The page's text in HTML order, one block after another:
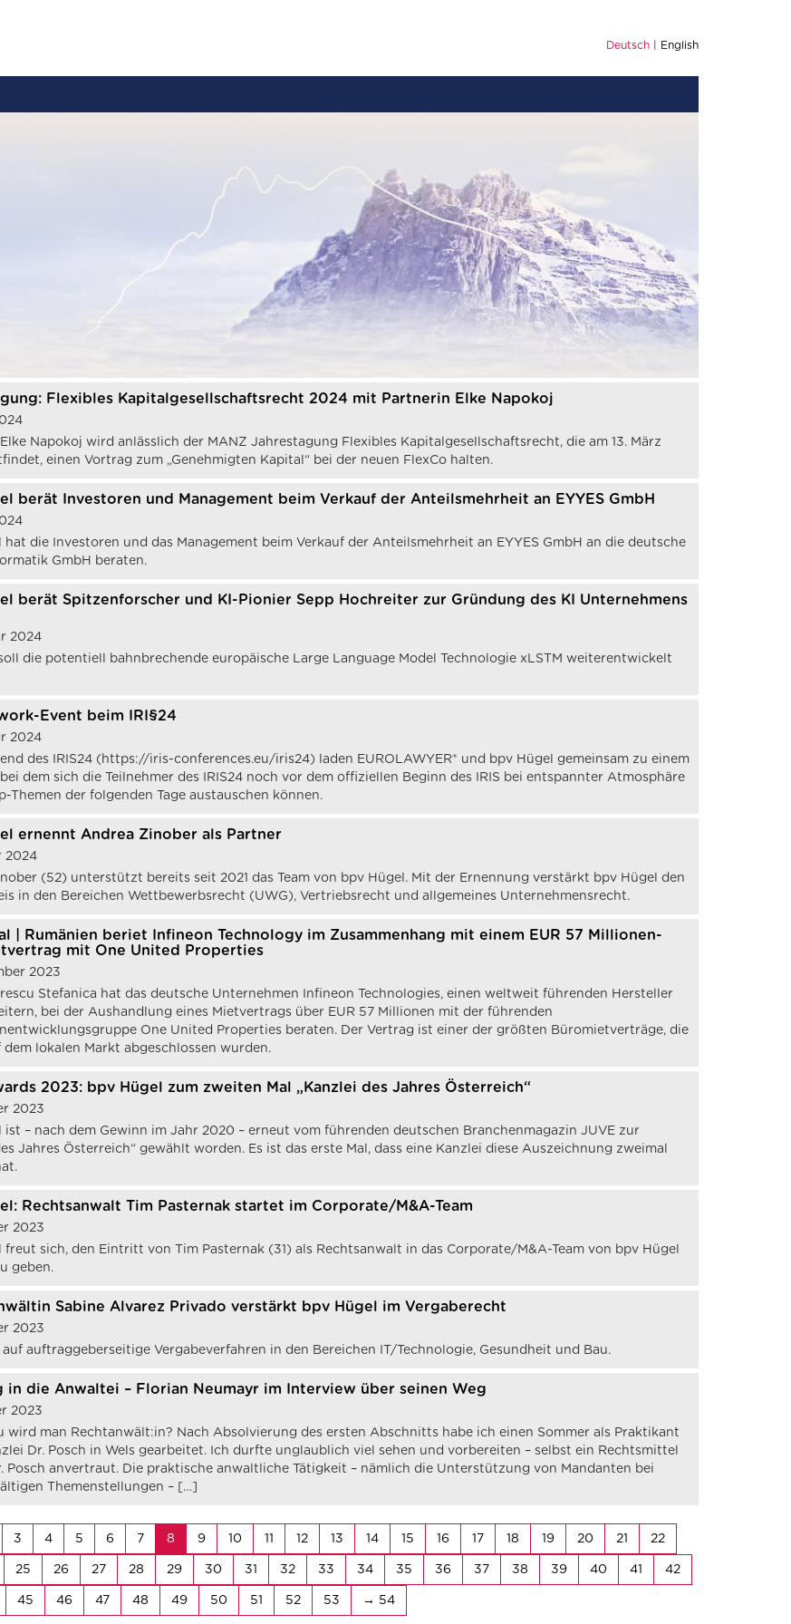
Deutsch English
Flexibles Kapitalgesellschaftsrecht 2024 mit Partnerin Elke Napokoj
Napokoj wird anlässlich der MANZ Jahrestagung Flexibles Kapitalgesellschaftsrecht, die am 13. März
einen Vortrag zum „Genehmigten Kapital“ bei der neuen FlexCo halten.
berät Investoren und Management beim Verkauf der Anteilsmehrheit an EYYES GmbH
hat die Investoren und das Management beim Verkauf der Anteilsmehrheit an EYYES GmbH an die deutsche
GmbH beraten.
berät Spitzenforscher und KI-Pionier Sepp Hochreiter zur Gründung des KI Unternehmens
2024
die potentiell bahnbrechende europäische Large Language Model Technologie xLSTM weiterentwickelt
Event beim IRI§24
2024
des IRIS24 (https://iris-conferences.eu/iris24) laden EUROLAWYER® und bpv Hügel gemeinsam zu einem
dem sich die Teilnehmer des IRIS24 noch vor dem offiziellen Beginn des IRIS bei entspannter Atmosphäre
Themen der folgenden Tage austauschen können.
ernennt Andrea Zinober als Partner
2024
(52) unterstützt bereits seit 2021 das Team von bpv Hügel. Mit der Ernennung verstärkt bpv Hügel den
in den Bereichen Wettbewerbsrecht (UWG), Vertriebsrecht und allgemeines Unternehmensrecht.
| Rumänien beriet Infineon Technology im Zusammenhang mit einem EUR 57 Millionen-
mit One United Properties
2023
Stefanica hat das deutsche Unternehmen Infineon Technologies, einen weltweit führenden Hersteller
bei der Aushandlung eines Mietvertrags über EUR 57 Millionen mit der führenden
One United Properties beraten. Der Vertrag ist einer der größten Büromietverträge, die
dem lokalen Markt abgeschlossen wurden.
2023: bpv Hügel zum zweiten Mal „Kanzlei des Jahres Österreich“
2023
ist – nach dem Gewinn im Jahr 2020 – erneut vom führenden deutschen Branchenmagazin JUVE zur
Jahres Österreich“ gewählt worden. Es ist das erste Mal, dass eine Kanzlei diese Auszeichnung zweimal
Rechtsanwalt Tim Pasternak startet im Corporate/M&A-Team
2023
freut sich, den Eintritt von Tim Pasternak (31) als Rechtsanwalt in das Corporate/M&A-Team von bpv Hügel
geben.
Sabine Alvarez Privado verstärkt bpv Hügel im Vergaberecht
2023
auf auftraggeberseitige Vergabeverfahren in den Bereichen IT/Technologie, Gesundheit und Bau.
in die Anwaltei – Florian Neumayr im Interview über seinen Weg
2023
wird man Rechtanwält:in? Nach Absolvierung des ersten Abschnitts habe ich einen Sommer als Praktikant
Dr. Posch in Wels gearbeitet. Ich durfte unglaublich viel sehen und vorbereiten – selbst ein Rechtsmittel
Posch anvertraut. Die praktische anwaltliche Tätigkeit – nämlich die Unterstützung von Mandanten bei
Themenstellungen – […]
3 4 5 6 7 8 9 10 11 12 13 14 15 16 17 18 19 20 21 22
25 26 27 28 29 30 31 32 33 34 35 36 37 38 39 40 41 42
45 46 47 48 49 50 51 52 53 54